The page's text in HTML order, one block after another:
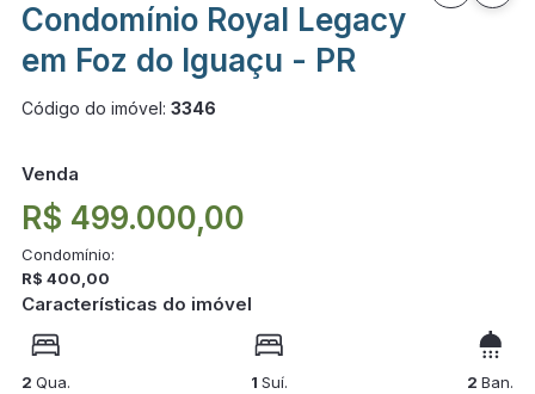
Condomínio Royal Legacy
em Foz do Iguaçu - PR
Código do imóvel: 3346
Venda
R$ 499.000,00
Condomínio:
R$ 400,00
Características do imóvel
2 Qua. 1 Suí. 2Ban.